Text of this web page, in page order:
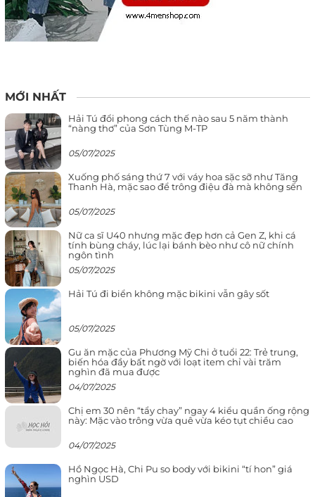
MỚI NHẤT
Hải Tú đổi phong cách thế nào sau 5 năm thành
“nàng thơ” của Sơn Tùng M-TP
05/07/2025
Xuống phố sáng thứ 7 với váy hoa sặc sỡ như Tăng
Thanh Hà, mặc sao để trông điệu đà mà không sến
05/07/2025
Nữ ca sĩ U40 nhưng mặc đẹp hơn cả Gen Z, khi cá
tính bùng cháy, lúc lại bánh bèo như cô nữ chính
ngôn tình
05/07/2025
Hải Tú đi biển không mặc bikini vẫn gây sốt
05/07/2025
Gu ăn mặc của Phương Mỹ Chi ở tuổi 22: Trẻ trung,
biến hóa đầy bất ngờ với loạt item chỉ vài trăm
nghìn đã mua được
04/07/2025
Chị em 30 nên “tẩy chay” ngay 4 kiểu quần ống rộng
này: Mặc vào trông vừa quê vừa kéo tụt chiều cao
04/07/2025
Hồ Ngọc Hà, Chi Pu so body với bikini “tí hon” giá
nghìn USD